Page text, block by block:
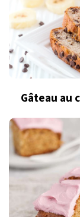
Gâteau au